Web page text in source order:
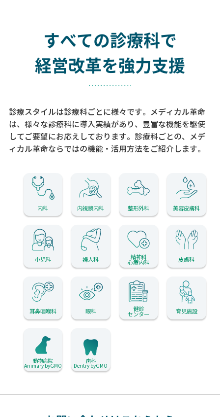
すべての診療科で
経営改革を強力支援
診療スタイルは診療科ごとに様々です。メディカル革命
は、様々な診療科に導入実績があり、 豊富な機能を駆使
してご要望にお応えしております。 診療科ごとの、メデ
ィカル革命ならではの機能・活用方法をご紹介します。
内科 内視鏡内科 整形外科 美容皮膚科
小児科 婦人科 精神科
心療内科 皮膚科
耳鼻咽喉科 眼科 健診
センター 育児施設
動物病院
Animary byGMO
歯科
Dentry byGMO